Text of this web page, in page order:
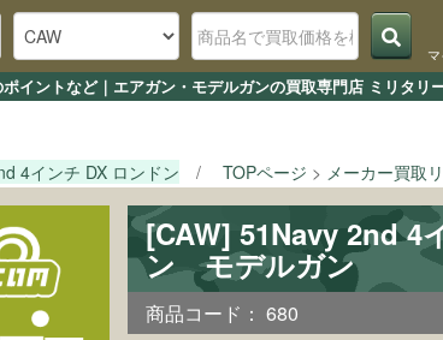
イントなど｜エアガン・モデルガンの買取専門店 ミリタリ
4インチ DX ロンドン TOPページ メーカー買取
[CAW] 51Navy 2nd 4
ン モデルガン
商品コード： 680